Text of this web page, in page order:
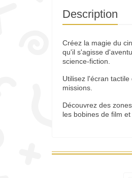
Description
Créez la magie du
qu'il s'agisse
science-fiction.
Utilisez l'écran
missions.
Découvrez des
les bobines de film